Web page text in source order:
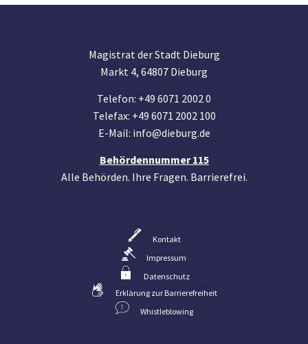
Magistrat der Stadt Dieburg
Markt 4, 64807 Dieburg
Telefon: +49 6071 2002 0
Telefax: +49 6071 2002 100
E-Mail: info@dieburg.de
Behördennummer 115
Alle Behörden. Ihre Fragen. Barrierefrei.
Kontakt
Impressum
Datenschutz
Erklärung zur Barrierefreiheit
Whistleblowing